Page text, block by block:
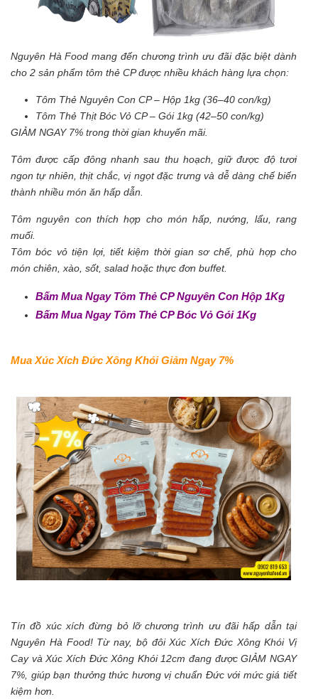
Nguyên Hà Food mang đến chương trình ưu đãi đặc biệt dành
cho 2 sản phẩm tôm thẻ CP được nhiều khách hàng lựa chọn:
Tôm Thẻ Nguyên Con CP – Hộp 1kg (36–40 con/kg)
Tôm Thẻ Thịt Bóc Vỏ CP – Gói 1kg (42–50 con/kg)
GIẢM NGAY 7% trong thời gian khuyến mãi.
Tôm được cấp đông nhanh sau thu hoạch, giữ được độ tươi
ngon tự nhiên, thịt chắc, vị ngọt đặc trưng và dễ dàng chế biến
thành nhiều món ăn hấp dẫn.
Tôm nguyên con thích hợp cho món hấp, nướng, lẩu, rang
muối.
Tôm bóc vỏ tiện lợi, tiết kiệm thời gian sơ chế, phù hợp cho
món chiên, xào, sốt, salad hoặc thực đơn buffet.
Bấm Mua Ngay Tôm Thẻ CP Nguyên Con Hộp 1Kg
Bấm Mua Ngay Tôm Thẻ CP Bóc Vỏ Gói 1Kg
Mua Xúc Xích Đức Xông Khói Giảm Ngay 7%
Tín đồ xúc xích đừng bỏ lỡ chương trình ưu đãi hấp dẫn tại
Nguyên Hà Food! Từ nay, bộ đôi Xúc Xích Đức Xông Khói Vị
Cay và Xúc Xích Đức Xông Khói 12cm đang được GIẢM NGAY
7%, giúp bạn thưởng thức hương vị chuẩn Đức với mức giá tiết
kiệm hơn.